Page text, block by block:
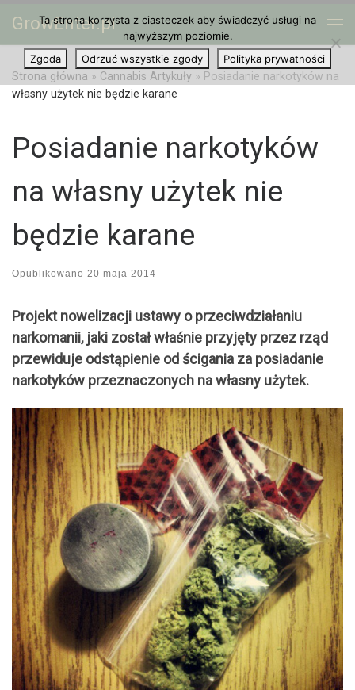
Przejdź do treści
GrowEnter.pl
Strona główna » Cannabis Artykuły » Posiadanie narkotyków na
własny użytek nie będzie karane
Posiadanie narkotyków
na własny użytek nie
będzie karane
Opublikowano 20 maja 2014
Projekt nowelizacji ustawy o przeciwdziałaniu
narkomanii, jaki został właśnie przyjęty przez rząd
przewiduje odstąpienie od ścigania za posiadanie
narkotyków przeznaczonych na własny użytek.
Ta strona korzysta z ciasteczek aby świadczyć usługi na
najwyższym poziomie.
Zgoda
Odrzuć wszystkie zgody Polityka prywatności